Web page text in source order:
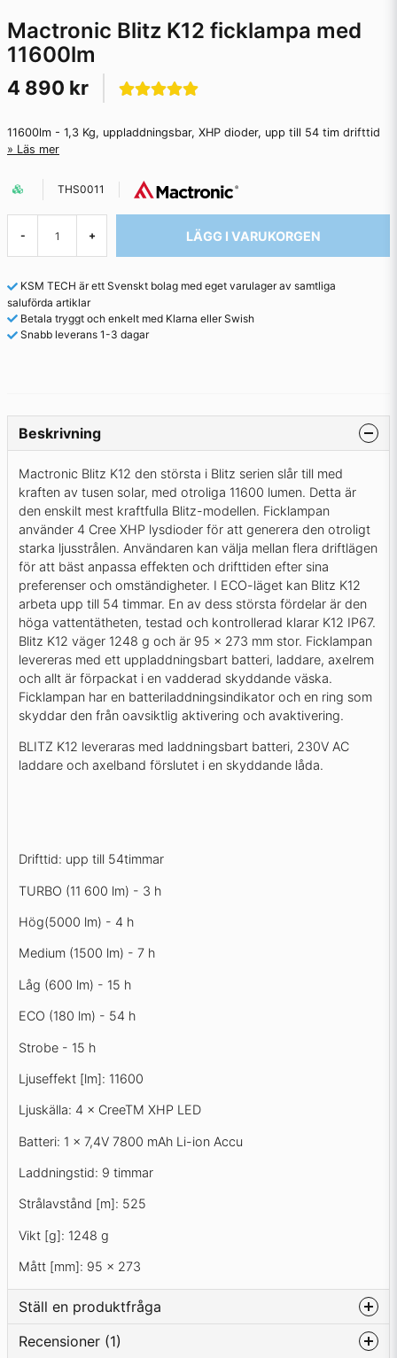
Mactronic Blitz K12 ficklampa med
11600lm
4 890 kr
11600lm - 1,3 Kg, uppladdningsbar, XHP dioder, upp till 54 tim drifttid
Läs mer
THS0011
- + LÄGG I VARUKORGEN
KSM TECH är ett Svenskt bolag med eget varulager av samtliga
saluförda artiklar
Betala tryggt och enkelt med Klarna eller Swish
Snabb leverans 1-3 dagar
Beskrivning
Mactronic Blitz K12 den största i Blitz serien slår till med
kraften av tusen solar, med otroliga 11600 lumen. Detta är
den enskilt mest kraftfulla Blitz-modellen. Ficklampan
använder 4 Cree XHP lysdioder för att generera den otroligt
starka ljusstrålen. Användaren kan välja mellan flera driftlägen
för att bäst anpassa effekten och drifttiden efter sina
preferenser och omständigheter. I ECO-läget kan Blitz K12
arbeta upp till 54 timmar. En av dess största fördelar är den
höga vattentätheten, testad och kontrollerad klarar K12 IP67.
Blitz K12 väger 1248 g och är 95 x 273 mm stor. Ficklampan
levereras med ett uppladdningsbart batteri, laddare, axelrem
och allt är förpackat i en vadderad skyddande väska.
Ficklampan har en batteriladdningsindikator och en ring som
skyddar den från oavsiktlig aktivering och avaktivering.
BLITZ K12 leveraras med laddningsbart batteri, 230V AC
laddare och axelband förslutet i en skyddande låda.
Drifttid: upp till 54timmar
TURBO (11 600 lm) - 3 h
Hög(5000 lm) - 4 h
Medium (1500 lm) - 7 h
Låg (600 lm) - 15 h
ECO (180 lm) - 54 h
Strobe - 15 h
Ljuseffekt [lm]: 11600
Ljuskälla: 4 × CreeTM XHP LED
Batteri: 1 × 7,4V 7800 mAh Li-ion Accu
Laddningstid: 9 timmar
Strålavstånd [m]: 525
Vikt [g]: 1248 g
Mått [mm]: 95 × 273
Ställ en produktfråga
question
Fråga oss något om denna produkten...
Recensioner (1)